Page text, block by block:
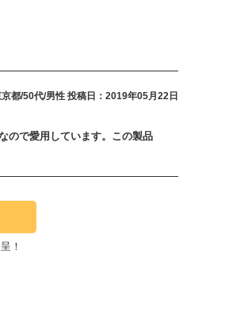
都/50代/男性 投稿日：2019年05月22日
ので愛用しています。この製品
！